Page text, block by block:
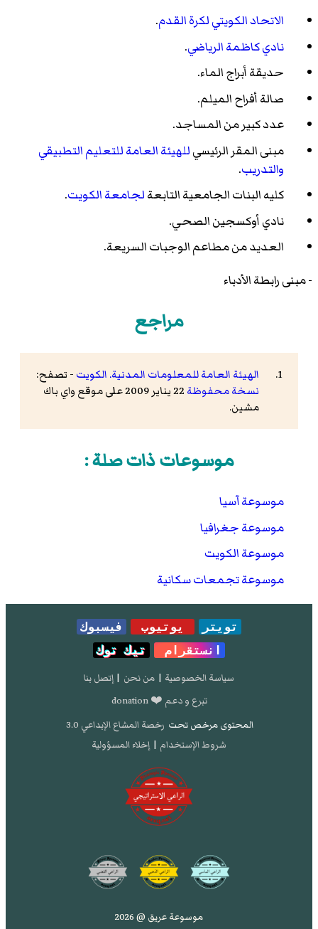
الاتحاد الكويتي لكرة القدم.
نادي كاظمة الرياضي.
حديقة أبراج الماء.
صالة أفراح الميلم.
عدد كبير من المساجد.
مبنى المقر الرئيسيللهيئة العامة للتعليم التطبيقي
والتدريب.
كليه البنات الجامعية التابعةلجامعة الكويت.
نادي أوكسجين الصحي.
العديد من مطاعم الوجبات السريعة.
- مبنى رابطة الأدباء
مراجع
الهيئة العامة للمعلومات المدنية. الكويت - تصفح:
نسخة محفوظة
22 يناير 2009 على موقع واي باك
مشين.
موسوعات ذات صلة :
موسوعة آسيا
موسوعة جغرافيا
موسوعة الكويت
موسوعة تجمعات سكانية
تويتر يوتيوب
فيسبوك
انستقرام
تيك توك
سياسة الخصوصية | من نحن | إتصل بنا
تبرع و دعم ❤️ donation
المحتوى مرخص تحت رخصة المشاع الإبداعي 3.0
شروط الإستخدام | إخلاء المسؤولية
موسوعة عريق @ 2026